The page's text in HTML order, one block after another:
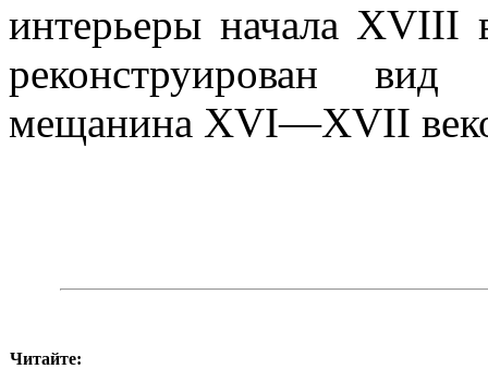
интерьеры начала XVIII
реконструирован
мещанина XVI—XVII
Читайте: